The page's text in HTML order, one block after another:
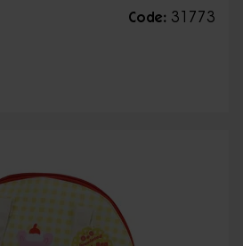
Code: 31773